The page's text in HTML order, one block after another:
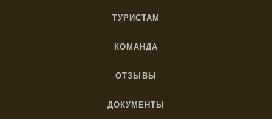
ТУРИСТАМ
С питомцами
КОМАНДА
Волонтерство
ОТЗЫВЫ
ДОКУМЕНТЫ